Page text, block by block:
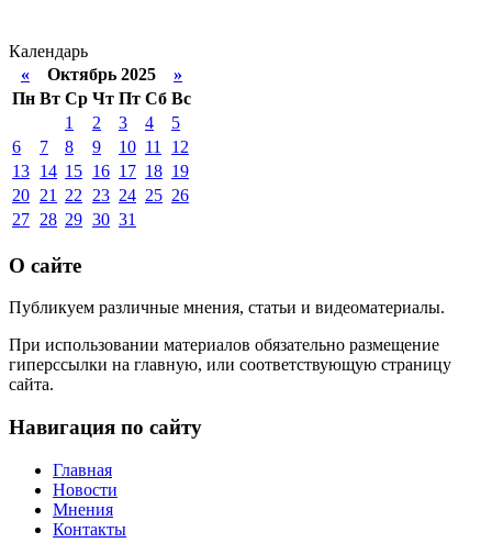
Календарь
« Октябрь 2025 »
Пн Вт Ср Чт Пт Сб Вс
1
2 3 4
5
6
7 8 9 10 11
12
13 14 15 16 17 18 19
20 21 22 23 24 25 26
27 28 29 30 31
О сайте
Публикуем различные мнения, статьи и видеоматериалы.
При использовании материалов обязательно размещение
гиперссылки на главную, или соответствующую страницу
сайта.
Навигация по сайту
Главная
Новости
Мнения
Контакты